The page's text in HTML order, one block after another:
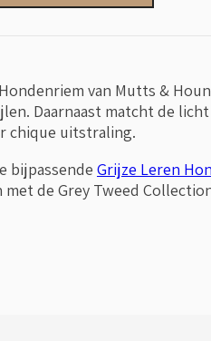
van Mutts &
Daarnaast matcht de
chique uitstraling.
bijpassende Grijze Leren
de Grey Tweed